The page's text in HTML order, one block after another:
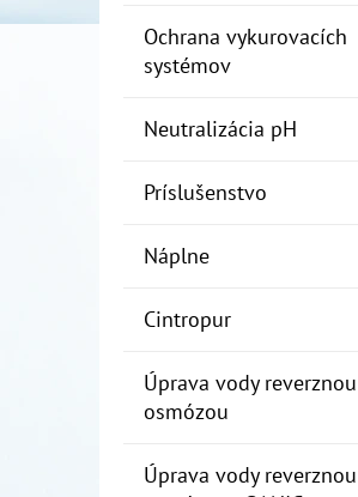
Ochrana vykurovacích
systémov
Neutralizácia pH
Príslušenstvo
Náplne
Cintropur
Úprava vody reverznou
osmózou
Úprava vody reverznou